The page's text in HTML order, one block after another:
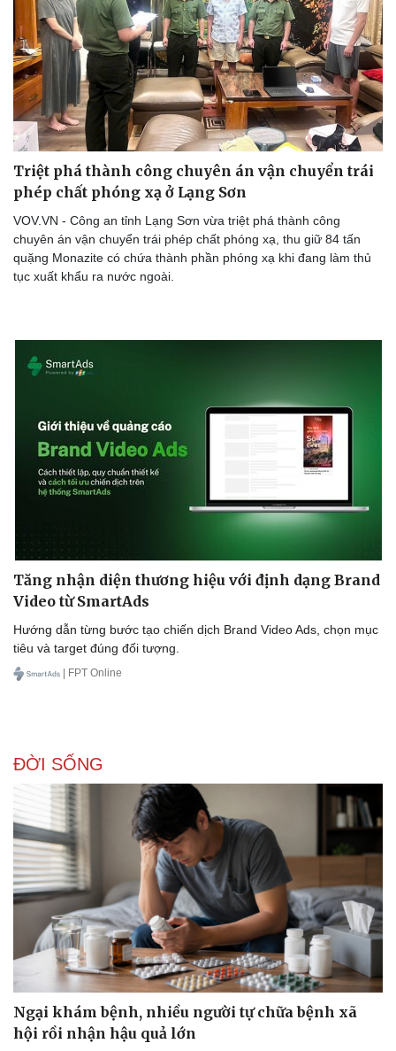
Doanh nghiệp
Thông tin doanh nghiệp
Doanh nghiệp 24h
Doanh nhân
Vì cộng đồng
Công nghệ
Sành điệu
Tin Công nghệ
Trải nghiệm
Chuyển đổi số
Triệt phá thành công chuyên án vận chuyển trái
phép chất phóng xạ ở Lạng Sơn
VOV.VN - Công an tỉnh Lạng Sơn vừa triệt phá thành công
chuyên án vận chuyển trái phép chất phóng xạ, thu giữ 84 tấn
quặng Monazite có chứa thành phần phóng xạ khi đang làm thủ
tục xuất khẩu ra nước ngoài.
Tăng nhận diện thương hiệu với định dạng Brand
Video từ SmartAds
Hướng dẫn từng bước tạo chiến dịch Brand Video Ads, chọn mục
tiêu và target đúng đối tượng.
| FPT Online
ĐỜI SỐNG
Ngại khám bệnh, nhiều người tự chữa bệnh xã
hội rồi nhận hậu quả lớn